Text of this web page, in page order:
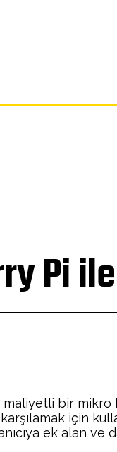
Pi
bir mikro
karşılamak için
ek alan